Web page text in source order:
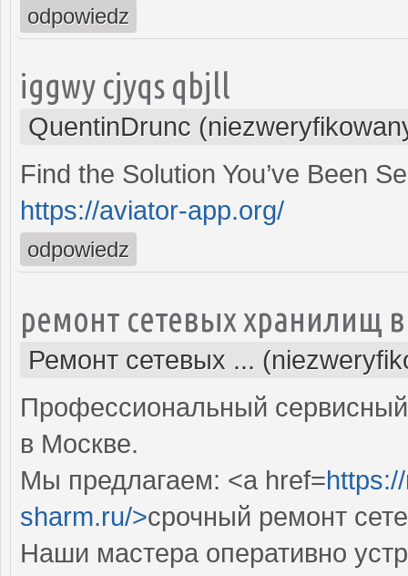
odpowiedz
iggwy cjyqs qbjll
QuentinDrunc
Find the Solution You’ve Been
https://aviator-app.org/
odpowiedz
ремонт сетевых хранилищ
Ремонт сетевых ...
Профессиональный
в Москве.
Мы предлагаем: <a href=
sharm.ru/>срочный ремонт
Наши мастера оперативно